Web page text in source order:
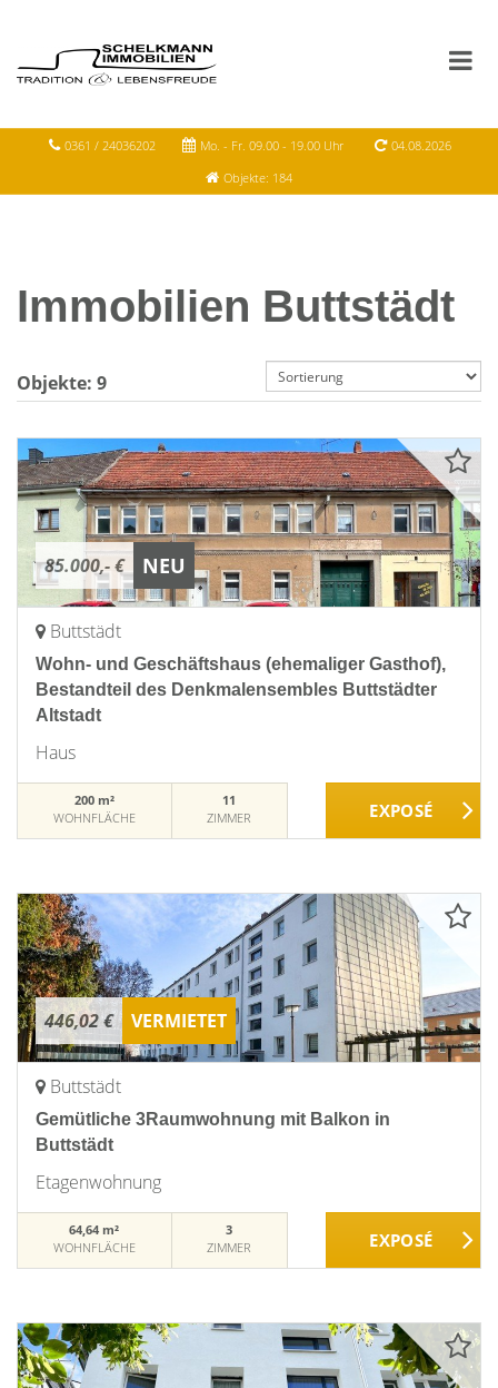
0361 / 24036202 Mo. - Fr. 09.00 - 19.00 Uhr
04.08.2026
Objekte: 184
Immobilien Buttstädt
Objekte: 9
85.000,- € NEU
Buttstädt
Wohn- und Geschäftshaus (ehemaliger Gasthof),
Bestandteil des Denkmalensembles Buttstädter
Altstadt
Haus
200 m²
WOHNFLÄCHE
11
ZIMMER
446,02 € VERMIETET
Buttstädt
Gemütliche 3Raumwohnung mit Balkon in
Buttstädt
Etagenwohnung
64,64 m²
WOHNFLÄCHE
3
ZIMMER